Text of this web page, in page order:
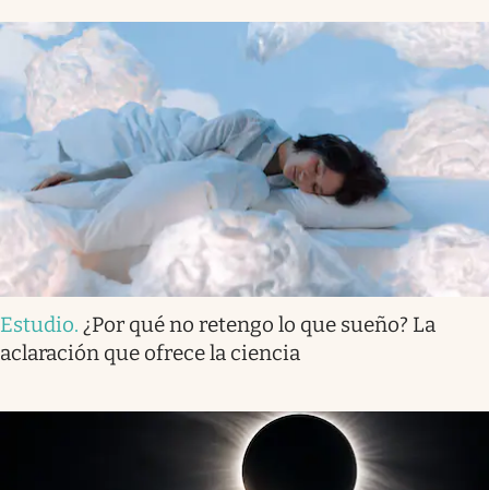
Estudio. ¿Por qué no retengo lo que sueño? La
aclaración que ofrece la ciencia